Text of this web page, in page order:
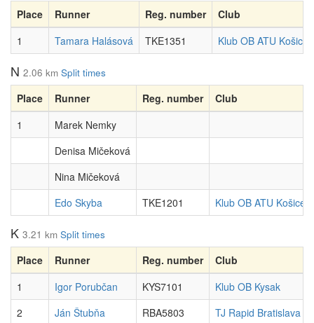
Place Runner Reg. number
Club
1
Tamara Halásová TKE1351 Klub OB ATU Košice
N 2.06 km Split times
Place Runner Reg. number
Club
1
Marek Nemky
Denisa Mičeková
Nina Mičeková
Edo Skyba
TKE1201 Klub OB ATU Košice
K 3.21 km Split times
Place Runner Reg. number Club
1
Igor Porubčan KYS7101 Klub OB Kysak
2
Ján Štubňa RBA5803 TJ Rapid Bratislava